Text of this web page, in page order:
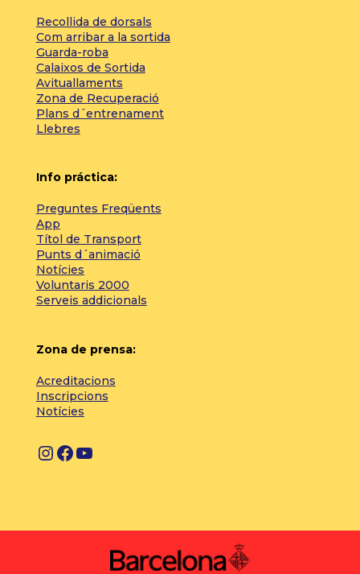
Recollida de dorsals
Com arribar a la sortida
Guarda-roba
Calaixos de Sortida
Avituallaments
Zona de Recuperació
Plans d´entrenament
Llebres
Info práctica:
Preguntes Freqüents
App
Títol de Transport
Punts d´animació
Notícies
Voluntaris 2000
Serveis addicionals
Zona de prensa:
Acreditacions
Inscripcions
Notícies
I
t
F
e
Y
T